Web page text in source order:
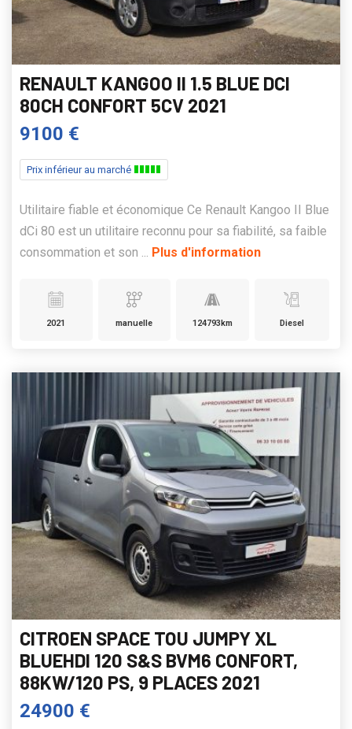
RENAULT KANGOO II 1.5 BLUE DCI
80CH CONFORT 5CV 2021
9100 €
Prix inférieur au marché
Utilitaire fiable et économique Ce Renault Kangoo II Blue
dCi 80 est un utilitaire reconnu pour sa fiabilité, sa faible
consommation et son ... Plus d'information
2021 manuelle 124793km Diesel
CITROEN SPACE TOU JUMPY XL
BLUEHDI 120 S&S BVM6 CONFORT,
88KW/120 PS, 9 PLACES 2021
24900 €